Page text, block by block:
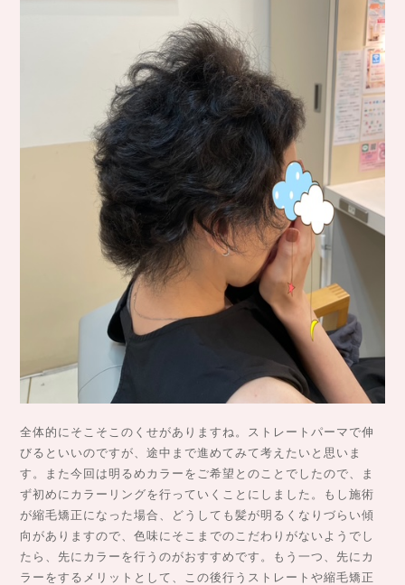
全体的にそこそこのくせがありますね。ストレートパーマで伸
びるといいのですが、途中まで進めてみて考えたいと思いま
す。また今回は明るめカラーをご希望とのことでしたので、ま
ず初めにカラーリングを行っていくことにしました。もし施術
が縮毛矯正になった場合、どうしても髪が明るくなりづらい傾
向がありますので、色味にそこまでのこだわりがないようでし
たら、先にカラーを行うのがおすすめです。もう一つ、先にカ
ラーをするメリットとして、この後行うストレートや縮毛矯正